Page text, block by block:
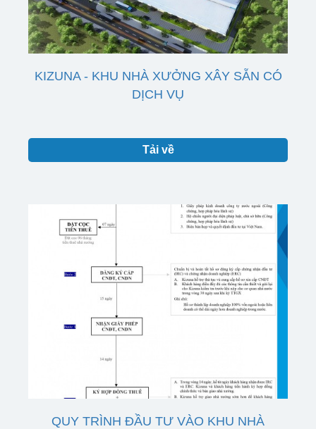
KIZUNA - KHU NHÀ XƯỞNG XÂY SẴN CÓ
DỊCH VỤ
Tải về
QUY TRÌNH ĐẦU TƯ VÀO KHU NHÀ